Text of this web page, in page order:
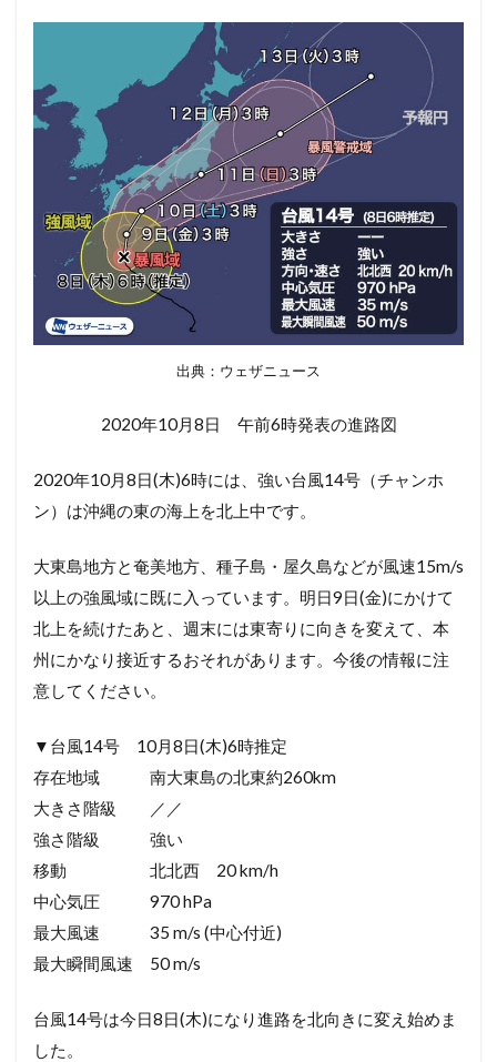
出典：ウェザニュース
2020年10月8日 午前6時発表の進路図
2020年10月8日(木)6時には、強い台風14号（チャンホ
ン）は沖縄の東の海上を北上中です。
大東島地方と奄美地方、種子島・屋久島などが風速15m/s
以上の強風域に既に入っています。明日9日(金)にかけて
北上を続けたあと、週末には東寄りに向きを変えて、本
州にかなり接近するおそれがあります。今後の情報に注
意してください。
▼台風14号 10月8日(木)6時推定
存在地域 南大東島の北東約260km
大きさ階級 ／／
強さ階級 強い
移動 北北西 20 km/h
中心気圧 970 hPa
最大風速 35 m/s (中心付近)
最大瞬間風速 50 m/s
台風14号は今日8日(木)になり進路を北向きに変え始めま
した。